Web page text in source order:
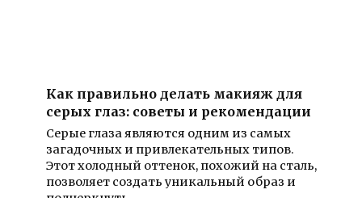
Как правильно делать макияж для
серых глаз: советы и рекомендации
Серые глаза являются одним из самых
загадочных и привлекательных типов.
Этот холодный оттенок, похожий на сталь,
позволяет создать уникальный образ и